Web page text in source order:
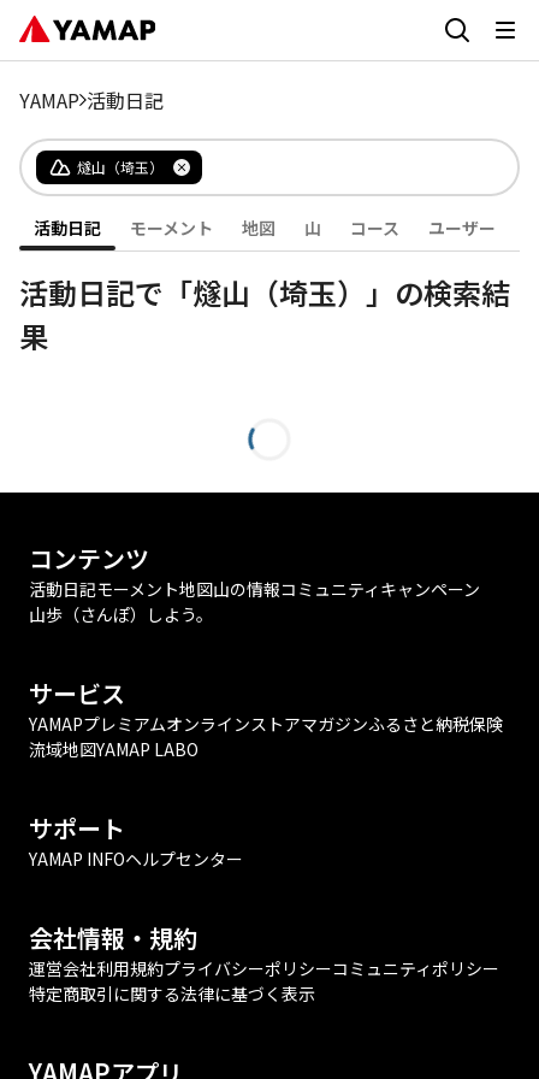
YAMAP 活動日記
燧山（埼玉）
活動日記 モーメント 地図 山 コース ユーザー
活動日記で「燧山（埼玉）」の検索結
果
コンテンツ
活動日記モーメント地図山の情報コミュニティ キャンペーン
山歩（さんぽ）しよう。
サービス
YAMAPプレミアムオンラインストアマガジンふるさと納税保険
流域地図YAMAP LABO
サポート
YAMAP INFOヘルプセンター
会社情報・規約
運営会社利用規約プライバシーポリシーコミュニティポリシー
特定商取引に関する法律に基づく表示